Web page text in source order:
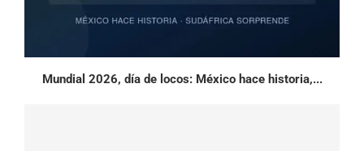
Mundial 2026, día de locos: México hace historia,...